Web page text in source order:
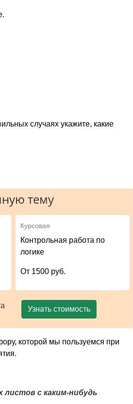
случаях укажите, какие
тему
Курсовая
Контрольная работа по
логике
От 1500 руб.
Узнать стоимость
которой мы пользуемся при
листов с каким-нибудь